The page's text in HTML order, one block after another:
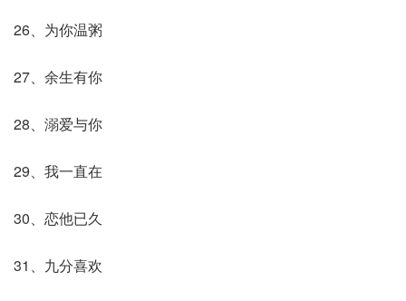
26、为你温粥
27、余生有你
28、溺爱与你
29、我一直在
30、恋他已久
31、九分喜欢